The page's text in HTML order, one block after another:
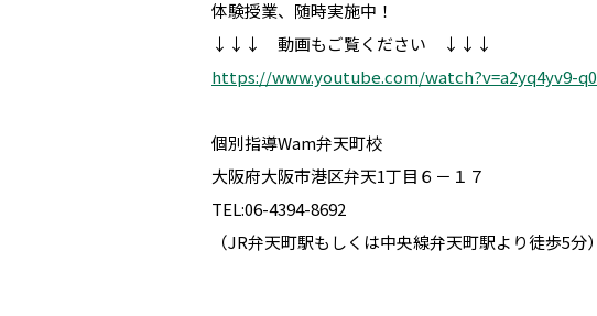
体験授業、随時実施中！
↓↓↓ 動画もご覧ください ↓↓↓
https://www.youtube.com/watch?v=a2yq4yv9-q0
個別指導Wam弁天町校
大阪府大阪市港区弁天1丁目６－１７
TEL:06-4394-8692
（JR弁天町駅もしくは中央線弁天町駅より徒歩5分）